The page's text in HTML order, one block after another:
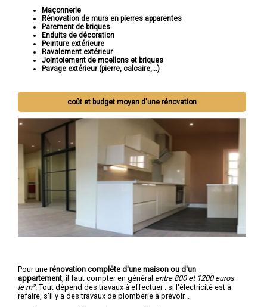
Maçonnerie
Rénovation de murs en pierres apparentes
Parement de briques
Enduits de décoration
Peinture extérieure
Ravalement extérieur
Jointoiement de moellons et briques
Pavage extérieur (pierre, calcaire,...)
coût et budget moyen d'une rénovation
Pour une rénovation complête d'une maison ou d'un
appartement , il faut compter en général entre 800 et 1200 euros
le m². Tout dépend des travaux à effectuer : si l'électricité est à
refaire, s'il y a des travaux de plomberie à prévoir...